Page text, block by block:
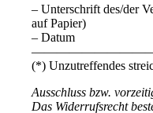
– Unterschrift des/der
auf Papier)
– Datum
(*) Unzutreffendes
Ausschluss bzw.
Das Widerrufsrecht